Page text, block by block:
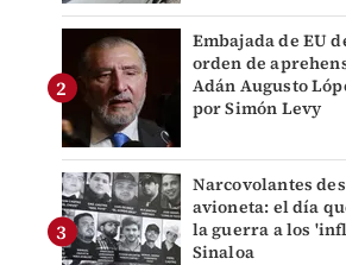
Embajada de EU
orden de
Adán Augusto
por Simón Levy
Narcovolantes
avioneta: el día
la guerra a los
Sinaloa